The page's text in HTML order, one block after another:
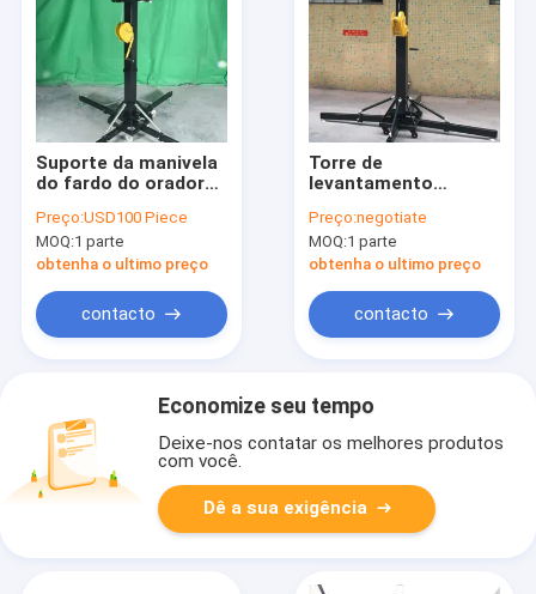
Suporte da manivela
do fardo do orador
evento/suporte claro
resistente de
levantamento
punho aluído de
Tower/6m,
Preço:USD100 Piece
MOQ:1 parte
obtenha o ultimo preço
contacto
Torre de
levantamento
resistente do
suporte do punho
aluído/do suporte do
orador
Preço:negotiate
MOQ:1 parte
obtenha o ultimo preço
contacto
Economize seu tempo
Deixe-nos contatar os melhores produtos
com você.
Dê a sua exigência